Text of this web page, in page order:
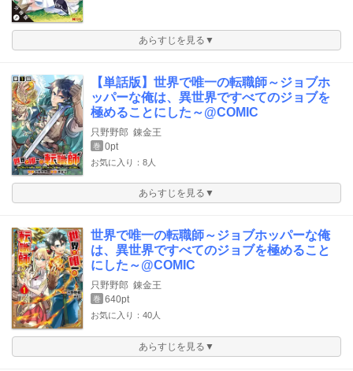
あらすじを見る▼
【単話版】世界で唯一の転職師～ジョブホ
ッパーな俺は、異世界ですべてのジョブを
極めることにした～@COMIC
只野野郎 錬金王
巻 0pt
お気に入り：8人
あらすじを見る▼
世界で唯一の転職師～ジョブホッパーな俺
は、異世界ですべてのジョブを極めること
にした～@COMIC
只野野郎 錬金王
巻 640pt
お気に入り：40人
あらすじを見る▼